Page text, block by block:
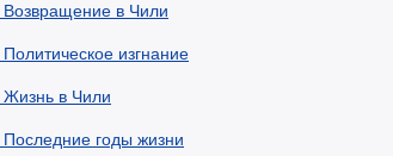
Возвращение в Чили
Политическое изгнание
Жизнь в Чили
Последние годы жизни